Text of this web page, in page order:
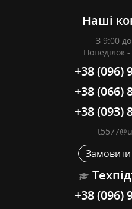
Наші
З 9:00
Понеділок
+38 (096)
+38 (066)
+38 (093)
Замовити
+38 (096)